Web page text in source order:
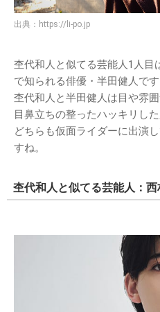
出典： https://li-po.jp
杢代和人と似てる芸能人1人目
で知られる俳優・半田健人です
杢代和人と半田健人は目や雰
目鼻立ちの整ったハッキリした
どちらも仮面ライダーに出演
すね。
杢代和人と似てる芸能人：西